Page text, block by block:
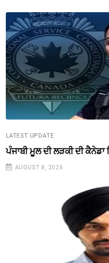
LATEST UPDATE
ਪੰਜਾਬੀ ਮੂਲ ਦੀ ਲੜਕੀ ਦੀ
AUGUST 8, 2026